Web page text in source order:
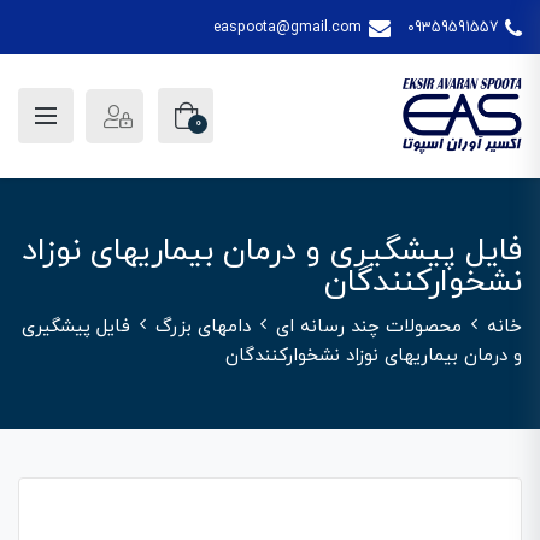
09359591557
easpoota@gmail.com
0
فایل پیشگیری و درمان بیماریهای نوزاد
نشخوارکنندگان
خانه محصولات چند رسانه ای دامهای بزرگ
فایل پیشگیری
و درمان بیماریهای نوزاد نشخوارکنندگان